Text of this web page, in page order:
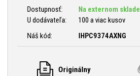
Dostupnosť:
Na externom sklade
U dodávateľa:
100 a viac kusov
Náš kód:
IHPC9374AXNG
Originálny